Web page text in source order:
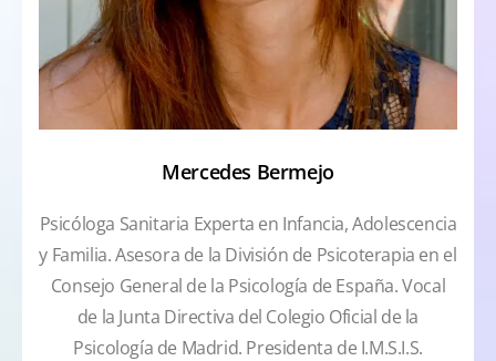
Mercedes Bermejo
Psicóloga Sanitaria Experta en Infancia, Adolescencia
y Familia. Asesora de la División de Psicoterapia en el
Consejo General de la Psicología de España. Vocal
de la Junta Directiva del Colegio Oficial de la
Psicología de Madrid. Presidenta de I.M.S.I.S.